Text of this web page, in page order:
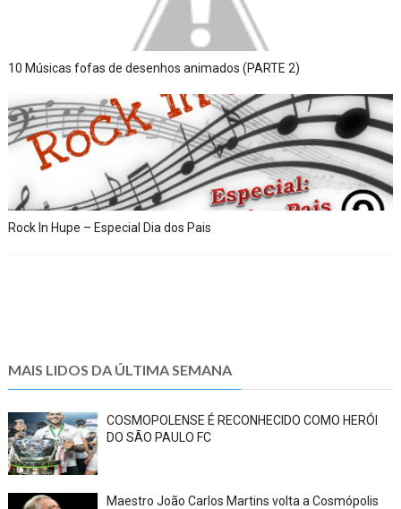
10 Músicas fofas de desenhos animados (PARTE 2)
Rock In Hupe – Especial Dia dos Pais
MAIS LIDOS DA ÚLTIMA SEMANA
COSMOPOLENSE É RECONHECIDO COMO HERÓI
DO SÃO PAULO FC
Maestro João Carlos Martins volta a Cosmópolis